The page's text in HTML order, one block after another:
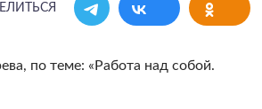
по теме: «Работа над собой.